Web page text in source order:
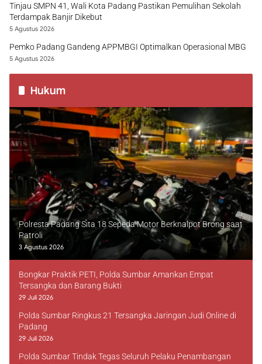
Tinjau SMPN 41, Wali Kota Padang Pastikan Pemulihan Sekolah
Terdampak Banjir Dikebut
5 Agustus 2026
Pemko Padang Gandeng APPMBGI Optimalkan Operasional MBG
5 Agustus 2026
Hukum
Polresta Padang Sita 18 Sepeda Motor Berknalpot Brong saat
Patroli
3 Agustus 2026
Bongkar Praktik PETI, Polda Sumbar Amankan Empat
Tersangka dan Barang Bukti
29 Juli 2026
Polda Sumbar Ringkus 21 Tersangka Jaringan Judi Online di
Padang
29 Juli 2026
Polda Sumbar Tindak Tegas Seluruh Pelaku Penambangan